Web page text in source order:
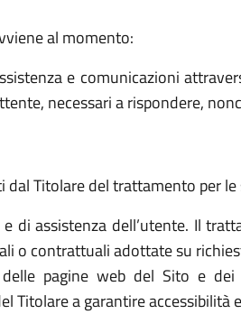
al momento:
e comunicazioni
necessari a rispondere,
Titolare del trattamento per
di assistenza dell’utente. Il
o contrattuali adottate su
pagine web del Sito e
Titolare a garantire accessibilità